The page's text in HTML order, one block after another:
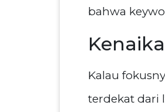
bahwa
Kalau
terdekat dari